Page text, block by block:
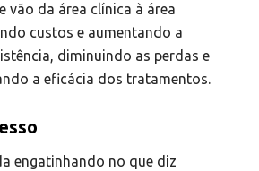
vão da área clínica à área
custos e aumentando a
diminuindo as perdas e
a eficácia dos tratamentos.
engatinhando no que diz